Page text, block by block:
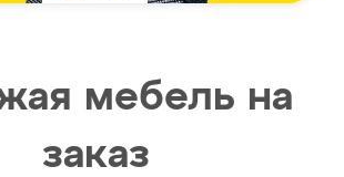
мебель на
заказ